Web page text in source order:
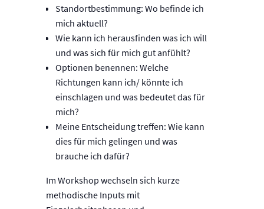
Standortbestimmung: Wo befinde ich
mich aktuell?
Wie kann ich herausfinden was ich will
und was sich für mich gut anfühlt?
Optionen benennen: Welche
Richtungen kann ich/ könnte ich
einschlagen und was bedeutet das für
mich?
Meine Entscheidung treffen: Wie kann
dies für mich gelingen und was
brauche ich dafür?
Im Workshop wechseln sich kurze
methodische Inputs mit